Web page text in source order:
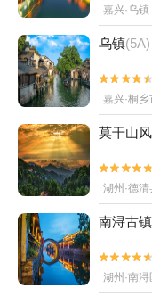
嘉兴·乌镇
乌镇(5A)


嘉兴·桐乡
莫干山


湖州·德清
南浔古镇


湖州·南浔